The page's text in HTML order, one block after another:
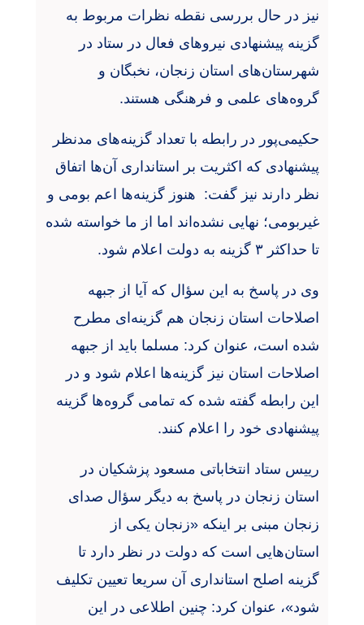
نیز در حال بررسی نقطه نظرات مربوط به
گزینه پیشنهادی‌ نیروهای فعال در ستاد در
شهرستان‌های استان زنجان، نخبگان و
گروه‌های علمی و فرهنگی هستند.
حکیمی‌پور در رابطه با تعداد گزینه‌های مدنظر
پیشنهادی که اکثریت بر استانداری آن‌ها اتفاق
نظر دارند نیز گفت: هنوز گزینه‌ها اعم بومی و
غیربومی؛ نهایی نشده‌اند اما از ما خواسته شده
تا حداکثر ۳ گزینه به دولت اعلام شود.
وی در پاسخ به این سؤال که آیا از جبهه
اصلاحات استان زنجان هم گزینه‌ای مطرح
شده است، عنوان کرد: مسلما باید از جبهه
اصلاحات استان نیز گزینه‌ها اعلام شود و در
این رابطه گفته شده که تمامی گروه‌ها گزینه
پیشنهادی خود را اعلام کنند.
رییس ستاد انتخاباتی مسعود پزشکیان در
استان زنجان در پاسخ به دیگر سؤال صدای
زنجان مبنی بر اینکه «زنجان یکی از
استان‌هایی است که دولت در نظر دارد تا
گزینه اصلح استانداری آن سریعا تعیین تکلیف
شود»، عنوان کرد: چنین اطلاعی در این